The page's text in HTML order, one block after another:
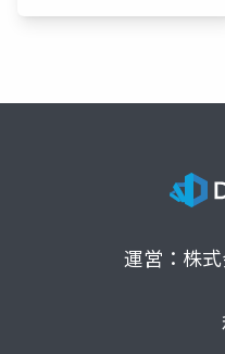
運営：株